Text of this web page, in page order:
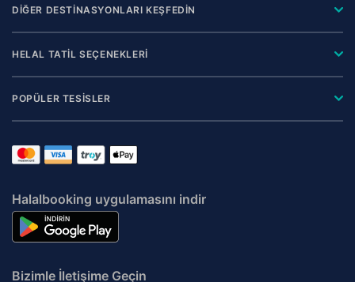
DİĞER DESTİNASYONLARI KEŞFEDİN
HELAL TATİL SEÇENEKLERİ
POPÜLER TESİSLER
Halalbooking uygulamasını indir
Bizimle İletişime Geçin